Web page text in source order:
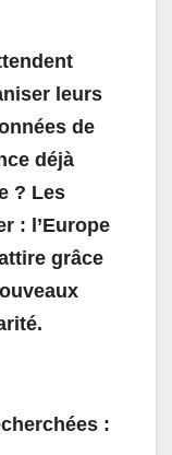
leurs
de
déjà
? Les
: l’Europe
grâce
: